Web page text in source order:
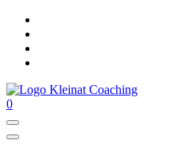
Zum
Inhalt
springen
Business Coaching &
0